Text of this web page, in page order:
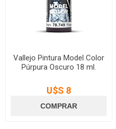
Vallejo Pintura Model Color
Púrpura Oscuro 18 ml.
U$S 8